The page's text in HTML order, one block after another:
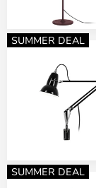
SUMMER DEAL
SUMMER DEAL